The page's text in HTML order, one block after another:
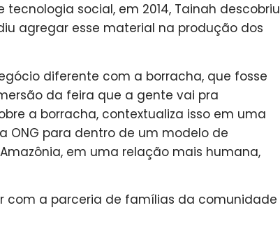
social, em 2014, Tainah descobriu
agregar esse material na produção dos
diferente com a borracha, que fosse
da feira que a gente vai pra
a borracha, contextualiza isso em uma
ONG para dentro de um modelo de
em uma relação mais humana,
com a parceria de famílias da comunidade